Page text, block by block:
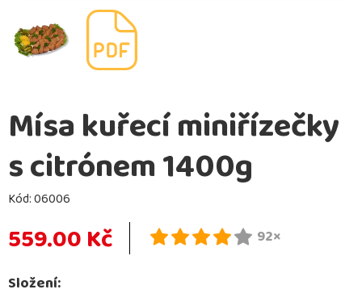
Mísa kuřecí miniřízečky
s citrónem 1400g
Kód:06006
559.00 Kč 92×
Složení: